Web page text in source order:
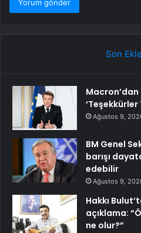
Son
Macron’dan
‘Teşekkürler
Ağustos 9,
BM Genel
barışı
edebilir
Ağustos 9,
Hakkı
açıklama:
ne olur?”